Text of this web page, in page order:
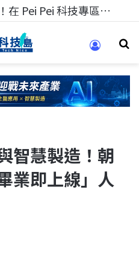
科技人的經驗傳承地！在 Pei Pei 科技專區，與學弟妹交流最硬核的技術
智慧製造！朝
業即上線」人